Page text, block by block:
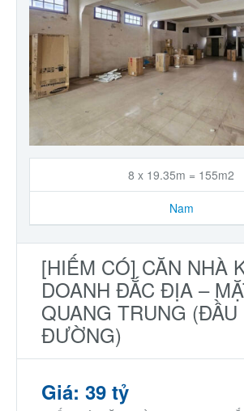
8 x 19.35m = 155m2
Nam
[HIẾM CÓ] CĂN NHÀ
DOANH ĐẮC ĐỊA –
QUANG TRUNG (ĐẦU
ĐƯỜNG)
Giá: 39 tỷ